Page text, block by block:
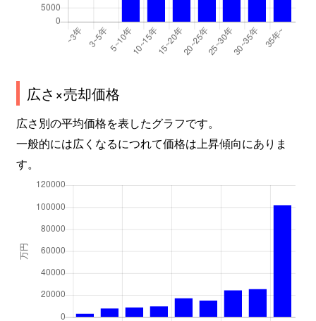
広さ×売却価格
広さ別の平均価格を表したグラフです。
一般的には広くなるにつれて価格は上昇傾向にありま
す。